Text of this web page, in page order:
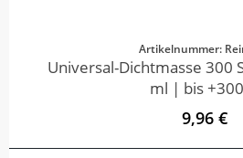
Artikelnummer:
Universal-Dichtmasse 300
ml | bis
9,96 €